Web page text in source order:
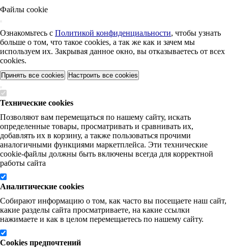
Файлы cookie
Ознакомьтесь с Политикой конфиденциальности, чтобы узнать
больше о том, что такое cookies, а так же как и зачем мы
используем их. Закрывая данное окно, вы отказываетесь от всех
cookies.
Принять все cookies Настроить все cookies
Технические cookies
Позволяют вам перемещаться по нашему сайту, искать
определенные товары, просматривать и сравнивать их,
добавлять их в корзину, а также пользоваться прочими
аналогичными функциями маркетплейса. Эти технические
cookie-файлы должны быть включены всегда для корректной
работы сайта
Аналитические cookies
Собирают информацию о том, как часто вы посещаете наш сайт,
какие разделы сайта просматриваете, на какие ссылки
нажимаете и как в целом перемещаетесь по нашему сайту.
Cookies предпочтений